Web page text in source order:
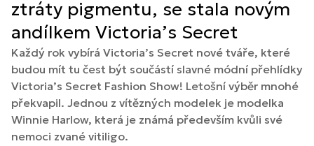
ztráty pigmentu, se stala novým
andílkem Victoria’s Secret
Každý rok vybírá Victoria’s Secret nové tváře, které
budou mít tu čest být součástí slavné módní přehlídky
Victoria’s Secret Fashion Show! Letošní výběr mnohé
překvapil. Jednou z vítězných modelek je modelka
Winnie Harlow, která je známá především kvůli své
nemoci zvané vitiligo.